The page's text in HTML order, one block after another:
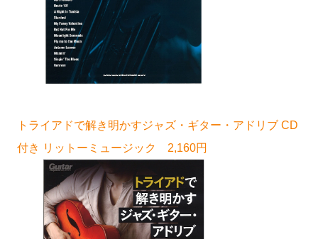
トライアドで解き明かすジャズ・ギター・アドリブ CD
付き リットーミュージック 2,160円